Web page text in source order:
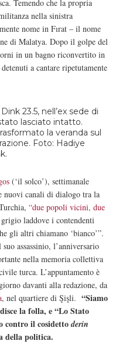
Temendo che la propria
nella sinistra
nome in Fırat – il nome
di Malatya. Dopo il golpe del
in un bagno riconvertito in
a cantare ripetutamente
23.5, nell’ex sede di
lasciato intatto.
la veranda sul
Foto: Hadiye
(‘il solco’), settimanale
nuovi canali di dialogo tra la
“due popoli vicini, due
laddove i contendenti
gli altri chiamano ‘bianco’”.
assassinio, l’anniversario
nella memoria collettiva
turca. L’appuntamento è
davanti alla redazione, da
, nel quartiere di Şişli. “Siamo
la folla, e “Lo Stato
contro il cosidettoderin
della politica.